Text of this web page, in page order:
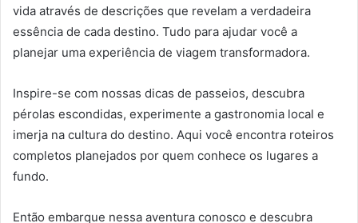
vida através de descrições que revelam a verdadeira
essência de cada destino. Tudo para ajudar você a
planejar uma experiência de viagem transformadora.
Inspire-se com nossas dicas de passeios, descubra
pérolas escondidas, experimente a gastronomia local e
imerja na cultura do destino. Aqui você encontra roteiros
completos planejados por quem conhece os lugares a
fundo.
Então embarque nessa aventura conosco e descubra